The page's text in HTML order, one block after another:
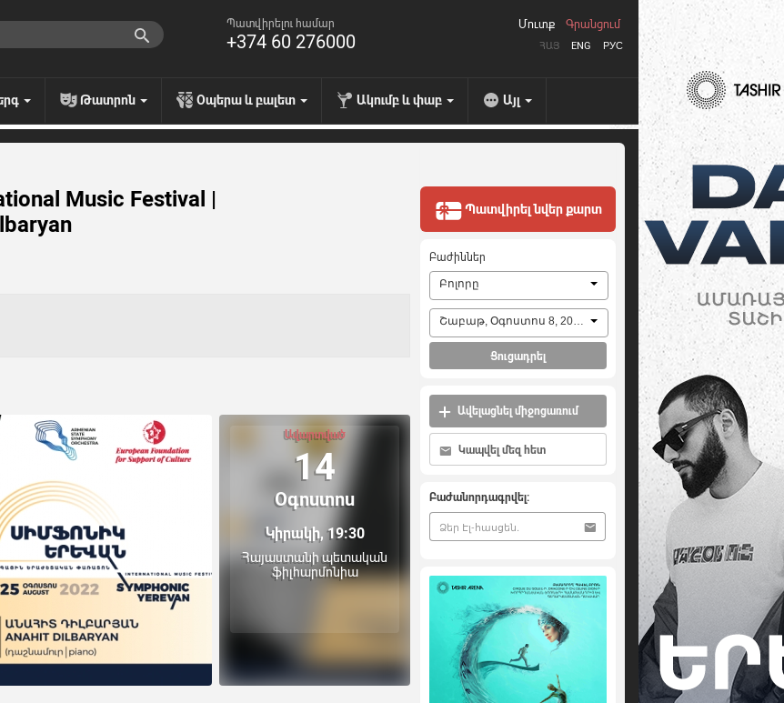
Պատվիրելու համար
+374 60 276000 ՀԱՅ ENG РУС
Մուտք Գրանցում
Թատրոն Օպերա և բալետ Ակումբ և փաբ Այլ
Music Festival |
Ավարտված
14
Օգոստոս
Կիրակի, 19:30
Հայաստանի պետական
ֆիլհարմոնիա
Պատվիրել նվեր քարտ
Բաժիններ
Բոլորը
Շաբաթ, Օգոստոս 8, 2026
Ցուցադրել
Ավելացնել միջոցառում
Կապվել մեզ հետ
Բաժանորդագրվել: